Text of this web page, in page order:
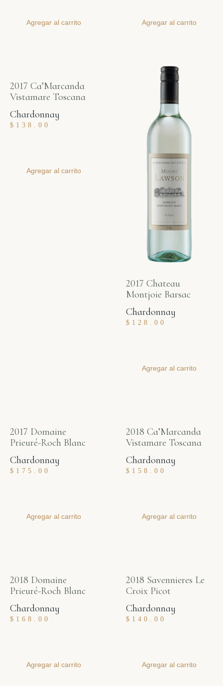
Agregar al carrito Agregar al carrito
2017 Ca’Marcanda
Vistamare Toscana
Chardonnay
$ 138.00
Agregar al carrito
2017 Chateau
Montjoie Barsac
Chardonnay
$ 128.00
Agregar al carrito
2017 Domaine
Prieuré-Roch Blanc
Chardonnay
$ 175.00
Agregar al carrito
2018 Ca’Marcanda
Vistamare Toscana
Chardonnay
$ 158.00
Agregar al carrito
2018 Domaine
Prieuré-Roch Blanc
Chardonnay
$ 168.00
Agregar al carrito
2018 Savennieres Le
Croix Picot
Chardonnay
$ 140.00
Agregar al carrito